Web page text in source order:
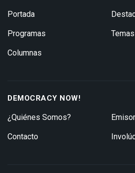
Portada
Programas
Columnas
Temas
DEMOCRACY NOW!
¿Quiénes Somos?
Contacto